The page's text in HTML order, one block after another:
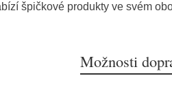
špičkové produkty ve svém
Možnosti